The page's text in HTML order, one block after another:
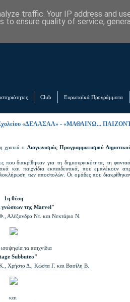
Club Ευρωπαϊκά Προγράμματα
Σχολείου «ΔΕΛΑΣΑΛ» - «ΜΑΘΑΙΝΩ...
χρονιά ο Διαγωνισμός Προγραμματισμού
που διακρίθηκαν για τη δημιουργικότητα, τη
και παιχνίδια εκπαιδευτικά, που εμπλέκουν
των αποστολών. Οι ομάδες που
1η θέση
γνώσεων της Marvel"
Αλέξανδρο Ντ. και Νεκτάριο Ν.
τα παιχνίδια
Subbuteo"
Χρήστο Δ., Κώστα Γ. και Βασίλη Β.
και
traffic. Your IP address and
to ensure quality of service,